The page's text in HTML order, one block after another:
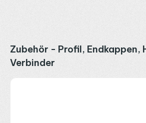
Produktgalerie überspringen
Zubehör - Profil, Endkappen,
Verbinder